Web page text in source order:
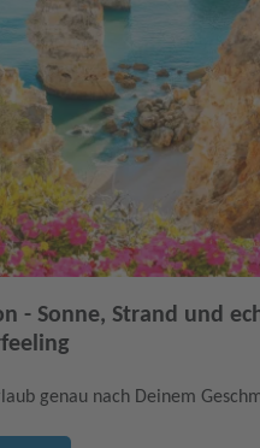
- Sonne, Strand und
genau nach Deinem